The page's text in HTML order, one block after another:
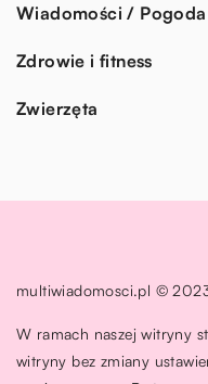
Wiadomości /
Zdrowie i fitness
Zwierzęta
multiwiadomosci.pl ©
W ramach naszej witryny
witryny bez zmiany